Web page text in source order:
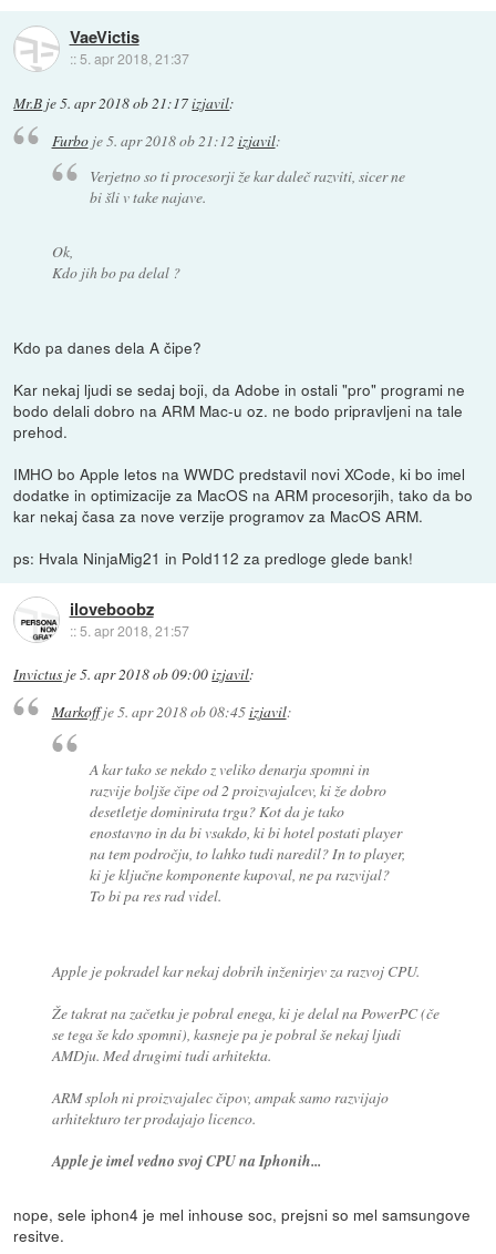
VaeVictis
:: 5. apr 2018, 21:37
Mr.B je5. apr 2018 ob 21:17izjavil:
Furboje5. apr 2018 ob 21:12 izjavil:
Verjetno so ti procesorji že kar daleč razviti, sicer ne
bi šli v take najave.
Ok,
Kdo jih bo pa delal ?
Kdo pa danes dela A čipe?
Kar nekaj ljudi se sedaj boji, da Adobe in ostali "pro" programi ne
bodo delali dobro na ARM Mac-u oz. ne bodo pripravljeni na tale
prehod.
IMHO bo Apple letos na WWDC predstavil novi XCode, ki bo imel
dodatke in optimizacije za MacOS na ARM procesorjih, tako da bo
kar nekaj časa za nove verzije programov za MacOS ARM.
ps: Hvala NinjaMig21 in Pold112 za predloge glede bank!
iloveboobz
::5. apr 2018, 21:57
Invictus je5. apr 2018 ob 09:00izjavil:
Markoffje5. apr 2018 ob 08:45izjavil:
A kar tako se nekdo z veliko denarja spomni in
razvije boljše čipe od 2 proizvajalcev, ki že dobro
desetletje dominirata trgu? Kot da je tako
enostavno in da bi vsakdo, ki bi hotel postati player
na tem področju, to lahko tudi naredil? In to player,
ki je ključne komponente kupoval, ne pa razvijal?
To bi pa res rad videl.
Apple je pokradel kar nekaj dobrih inženirjev za razvoj CPU.
Že takrat na začetku je pobral enega, ki je delal na PowerPC (če
se tega še kdo spomni), kasneje pa je pobral še nekaj ljudi
AMDju. Med drugimi tudi arhitekta.
ARM sploh ni proizvajalec čipov, ampak samo razvijajo
arhitekturo ter prodajajo licenco.
Apple je imel vedno svoj CPU na Iphonih...
nope, sele iphon4 je mel inhouse soc, prejsni so mel samsungove
resitve.